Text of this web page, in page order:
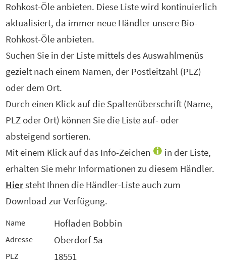
Rohkost-Öle anbieten. Diese Liste wird kontinuierlich
aktualisiert, da immer neue Händler unsere Bio-
Rohkost-Öle anbieten.
Suchen Sie in der Liste mittels des Auswahlmenüs
gezielt nach einem Namen, der Postleitzahl (PLZ)
oder dem Ort.
Durch einen Klick auf die Spaltenüberschrift (Name,
PLZ oder Ort) können Sie die Liste auf- oder
absteigend sortieren.
Mit einem Klick auf das Info-Zeichen
in der Liste,
erhalten Sie mehr Informationen zu diesem Händler.
Hiersteht Ihnen die Händler-Liste auch zum
Download zur Verfügung.
Name Hofladen Bobbin
Adresse Oberdorf 5a
PLZ 18551